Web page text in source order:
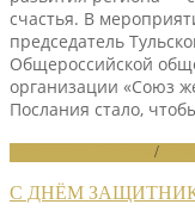
счастья. В
председатель
Общероссийской
организации «Союз
Послания стало,
/
С ДНЁМ